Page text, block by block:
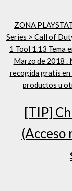
ZONA
Series > Call of
1 Tool 1.13 Tema
Marzo de 2018 .
recogida gratis en
productos u
[TIP]